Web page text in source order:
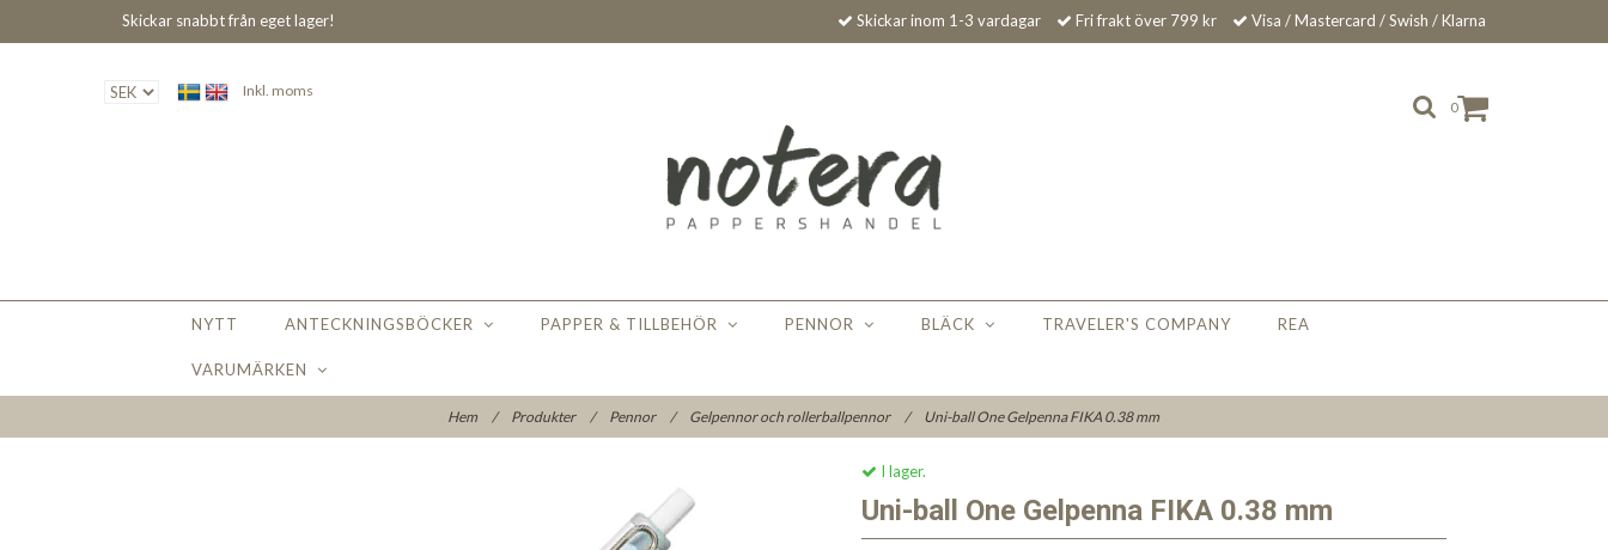
Skickar snabbt från eget lager! Skickar inom 1-3 vardagar Fri frakt över 799 kr Visa / Mastercard / Swish / Klarna
0
Inkl. moms
NYTT ANTECKNINGSBÖCKER PAPPER & TILLBEHÖR PENNOR BLÄCK TRAVELER'S COMPANY REA
VARUMÄRKEN
Hem / Produkter / Pennor / Gelpennor och rollerballpennor / Uni-ball One Gelpenna FIKA 0.38 mm
I lager.
Uni-ball One Gelpenna FIKA 0.38 mm